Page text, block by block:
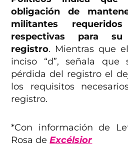
obligación de
militantes
respectivas para
registro. Mientras que
inciso “d”, señala que
pérdida del registro el
los requisitos
registro.
*Con información de
Rosa deExcélsior